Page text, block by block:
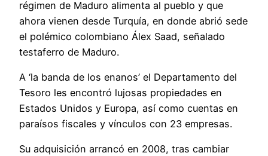
régimen de Maduro alimenta al pueblo y que
ahora vienen desde Turquía, en donde abrió sede
el polémico colombiano Álex Saad, señalado
testaferro de Maduro.
A ‘la banda de los enanos’ el Departamento del
Tesoro les encontró lujosas propiedades en
Estados Unidos y Europa, así como cuentas en
paraísos fiscales y vínculos con 23 empresas.
Su adquisición arrancó en 2008, tras cambiar